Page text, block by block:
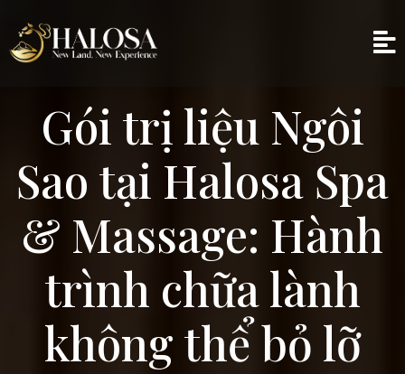
Gói trị liệu Ngôi
Sao tại Halosa Spa
& Massage: Hành
trình chữa lành
không thể bỏ lỡ